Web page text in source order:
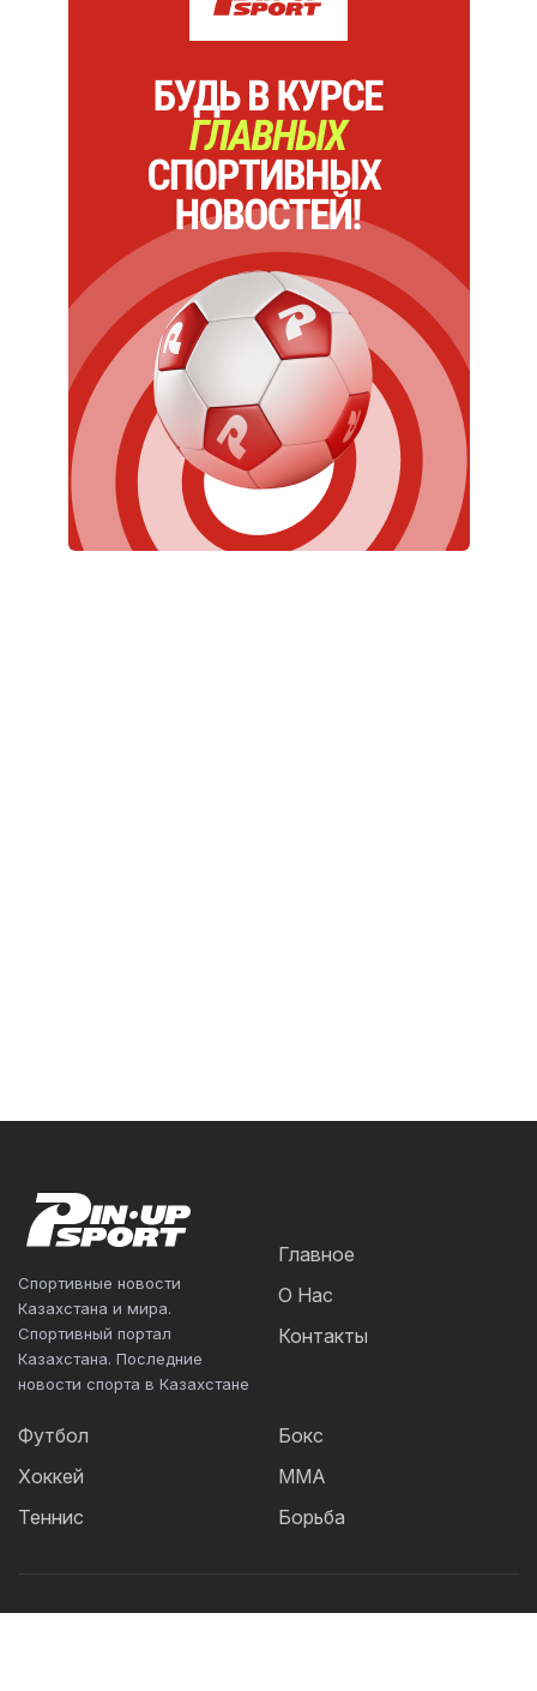
Спортивные новости
Казахстана и мира.
Спортивный портал
Казахстана. Последние
новости спорта в Казахстане
Главное
О Нас
Контакты
Футбол
Хоккей
Теннис
Бокс
ММА
Борьба